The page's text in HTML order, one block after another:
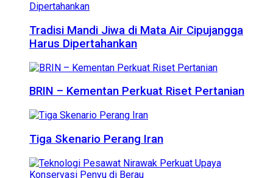
Tradisi Mandi Jiwa di Mata Air Cipujangga
Harus Dipertahankan
BRIN – Kementan Perkuat Riset Pertanian
Tiga Skenario Perang Iran